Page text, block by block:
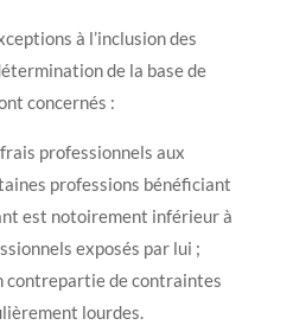
à l’inclusion des
de la base de
concernés :
professionnels aux
professions bénéficiant
est notoirement inférieur à
exposés par lui ;
contrepartie de contraintes
lourdes.